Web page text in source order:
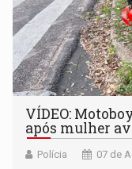
VÍDEO:
após mulher
Polícia 07 de